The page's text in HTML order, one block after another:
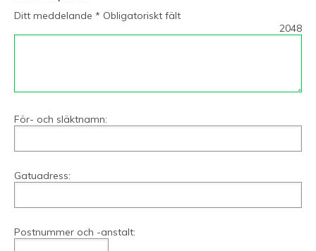
Ditt meddelande * Obligatoriskt fält
2048
För- och släktnamn:
Gatuadress:
Postnummer och -anstalt: